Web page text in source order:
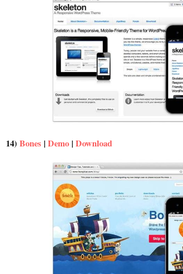
14)Bones |Demo |Download